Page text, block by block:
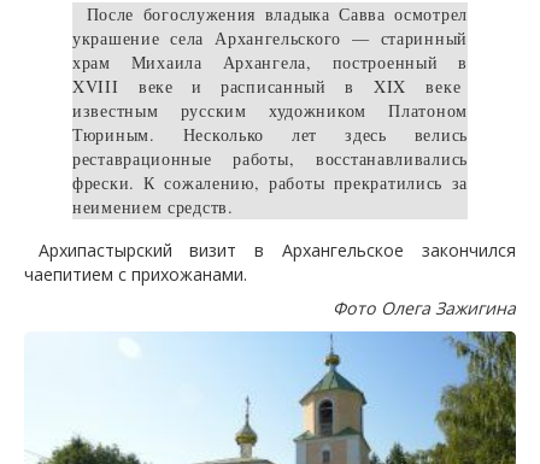
После богослужения владыка Савва осмотрел
украшение села Архангельского — старинный
храм Михаила Архангела, построенный в
XVIII веке и расписанный вXIX веке
известным русским художником Платоном
Тюриным. Несколько лет здесь велись
реставрационные работы, восстанавливались
фрески. К сожалению, работы прекратились за
неимением средств.
Архипастырский визит в Архангельское закончился
чаепитием с прихожанами.
Фото Олега Зажигина